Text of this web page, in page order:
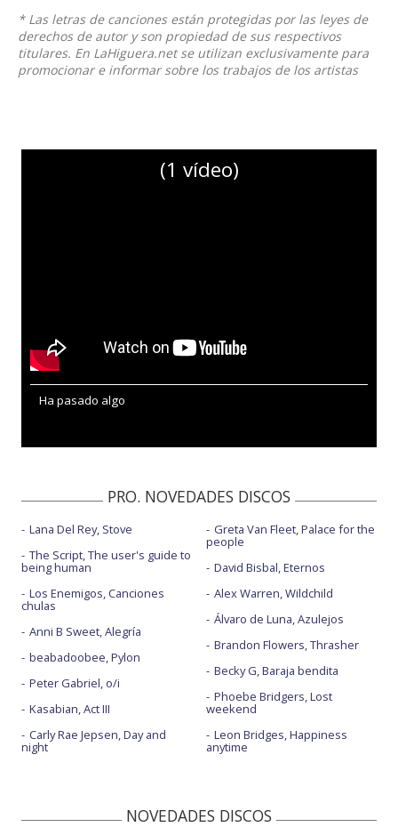
* Las letras de canciones están protegidas por las leyes de
derechos de autor y son propiedad de sus respectivos
titulares. En LaHiguera.net se utilizan exclusivamente para
promocionar e informar sobre los trabajos de los artistas
(1 vídeo)
Ha pasado algo
PRO. NOVEDADES DISCOS
Lana Del Rey, Stove
The Script, The user's guide to
being human
Los Enemigos, Canciones
chulas
Anni B Sweet, Alegría
beabadoobee, Pylon
Peter Gabriel, o/i
Kasabian, Act III
Carly Rae Jepsen, Day and
night
Greta Van Fleet, Palace for the
people
David Bisbal, Eternos
Alex Warren, Wildchild
Álvaro de Luna, Azulejos
Brandon Flowers, Thrasher
Becky G, Baraja bendita
Phoebe Bridgers, Lost
weekend
Leon Bridges, Happiness
anytime
NOVEDADES DISCOS